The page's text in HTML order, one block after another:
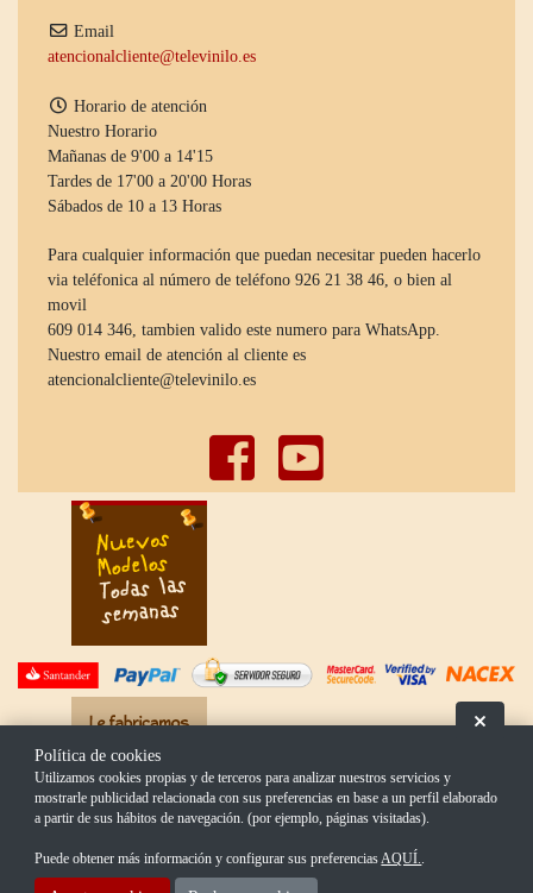
Email
atencionalcliente@televinilo.es
Horario de atención
Nuestro Horario
Mañanas de 9'00 a 14'15
Tardes de 17'00 a 20'00 Horas
Sábados de 10 a 13 Horas
Para cualquier información que puedan necesitar pueden hacerlo
via teléfonica al número de teléfono 926 21 38 46, o bien al
movil
609 014 346, tambien valido este numero para WhatsApp.
Nuestro email de atención al cliente es
atencionalcliente@televinilo.es
Política de cookies
Utilizamos cookies propias y de terceros para analizar nuestros servicios y
mostrarle publicidad relacionada con sus preferencias en base a un perfil elaborado
a partir de sus hábitos de navegación. (por ejemplo, páginas visitadas).
Puede obtener más información y configurar sus preferencias AQUÍ.